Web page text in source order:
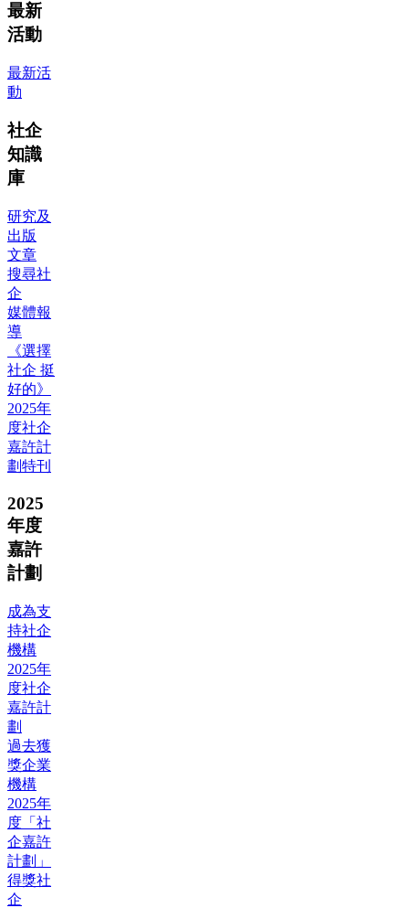
最新
活動
最新活
動
社企
知識
庫
研究及
出版
文章
搜尋社
企
媒體報
導
《選擇
社企 挺
好的》
2025年
度社企
嘉許計
劃特刊
2025
年度
嘉許
計劃
成為支
持社企
機構
2025年
度社企
嘉許計
劃
過去獲
獎企業
機構
2025年
度「社
企嘉許
計劃」
得獎社
企